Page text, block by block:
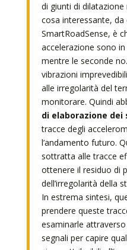
di giunti di
cosa interessante, da
SmartRoadSense, è
accelerazione sono
mentre le seconde
vibrazioni
alle irregolarità del
monitorare. Quindi
di elaborazione dei
tracce degli
l’andamento futuro.
sottratta alle tracce
ottenere il residuo di
dell’irregolarità della
In estrema sintesi,
prendere queste
esaminarle
segnali per capire